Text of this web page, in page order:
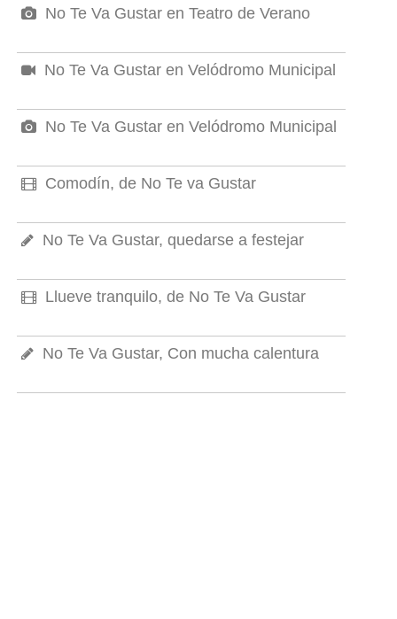
No Te Va Gustar en Teatro de Verano
No Te Va Gustar en Velódromo Municipal
No Te Va Gustar en Velódromo Municipal
Comodín, de No Te va Gustar
No Te Va Gustar, quedarse a festejar
Llueve tranquilo, de No Te Va Gustar
No Te Va Gustar, Con mucha calentura